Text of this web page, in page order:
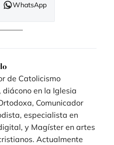
WhatsApp
(se
de Catolicismo
diácono en la Iglesia
Comunicador
especialista en
y Magíster en artes
Actualmente